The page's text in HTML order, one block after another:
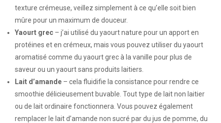
texture crémeuse, veillez simplement à ce qu’elle soit bien
mûre pour un maximum de douceur.
Yaourt grec – j’ai utilisé du yaourt nature pour un apport en
protéines et en crémeux, mais vous pouvez utiliser du yaourt
aromatisé comme du yaourt grec à la vanille pour plus de
saveur ou un yaourt sans produits laitiers.
Lait d’amande – cela fluidifie la consistance pour rendre ce
smoothie délicieusement buvable. Tout type de lait non laitier
ou de lait ordinaire fonctionnera. Vous pouvez également
remplacer le lait d’amande non sucré par du jus de pomme, du